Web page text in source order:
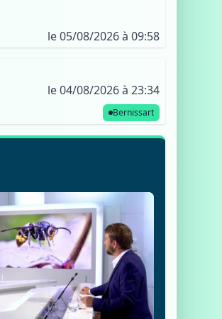
le 05/08/2026 à 09:58
le 04/08/2026 à 23:34
Bernissart